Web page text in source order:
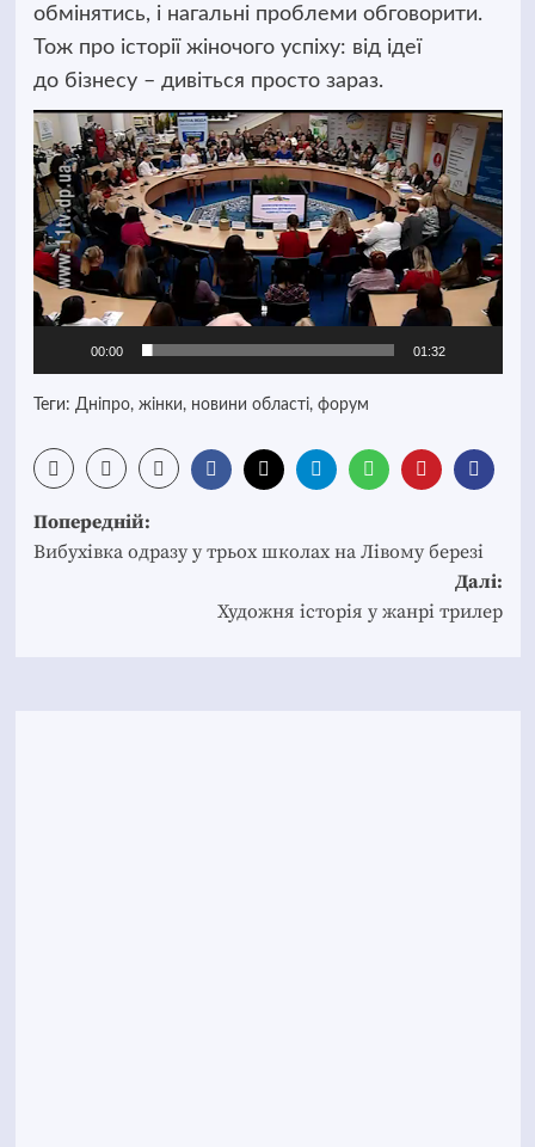
обмінятись, і нагальні проблеми обговорити.
Тож про історії жіночого успіху: від ідеї
до бізнесу – дивіться просто зараз.
Відеопрогравач
00:00 01:32
Теги: Дніпро, жінки, новини області, форум
Post
navigation
Попередній:
Вибухівка одразу у трьох школах на Лівому березі
Далі:
Художня історія у жанрі трилер